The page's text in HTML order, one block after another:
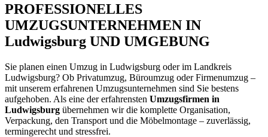
PROFESSIONELLES
UMZUGSUNTERNEHMEN IN
Ludwigsburg UND UMGEBUNG
Sie planen einen Umzug in Ludwigsburg oder im Landkreis
Ludwigsburg? Ob Privatumzug, Büroumzug oder Firmenumzug –
mit unserem erfahrenen Umzugsunternehmen sind Sie bestens
aufgehoben. Als eine der erfahrensten Umzugsfirmen in
Ludwigsburg übernehmen wir die komplette Organisation,
Verpackung, den Transport und die Möbelmontage – zuverlässig,
termingerecht und stressfrei.